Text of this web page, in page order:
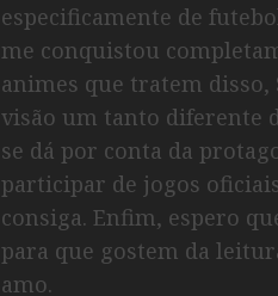
especificamente de
me conquistou
animes que tratem
visão um tanto diferente
se dá por conta da
participar de jogos
consiga. Enfim, espero
para que gostem da
amo.